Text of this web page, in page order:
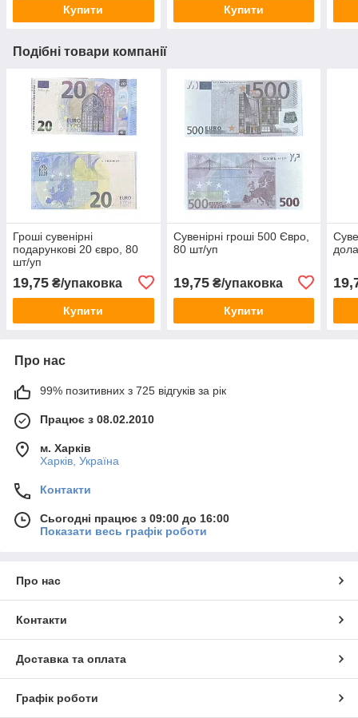
Купити Купити
Подібні товари компанії
Гроші сувенірні
подарункові 20 євро, 80
шт/уп
19,75 ₴/упаковка
Купити
Сувенірні гроші 500 Євро,
80 шт/уп
19,75₴/упаковка
Купити
Про нас
99% позитивних з 725 відгуків за рік
Працює з 08.02.2010
м. Харків
Харків, Україна
Контакти
Сьогодні працює з 09:00 до 16:00
Показати весь графік роботи
Про нас
Контакти
Доставка та оплата
Графік роботи